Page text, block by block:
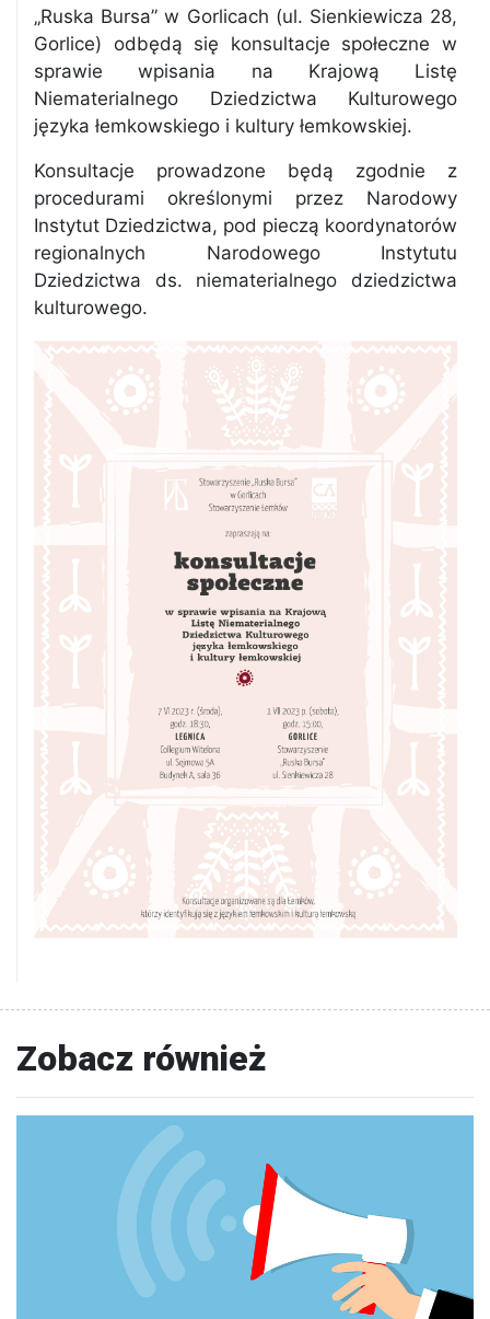
„Ruska Bursa” w Gorlicach (ul. Sienkiewicza 28,
Gorlice) odbędą się konsultacje społeczne w
sprawie wpisania na Krajową Listę
Niematerialnego Dziedzictwa Kulturowego
języka łemkowskiego і kultury łemkowskiej.
Konsultacje prowadzone będą zgodnie z
procedurami określonymi przez Narodowy
Instytut Dziedzictwa, pod pieczą koordynatorów
regionalnych Narodowego Instytutu
Dziedzictwa ds. niematerialnego dziedzictwa
kulturowego.
Zobacz również